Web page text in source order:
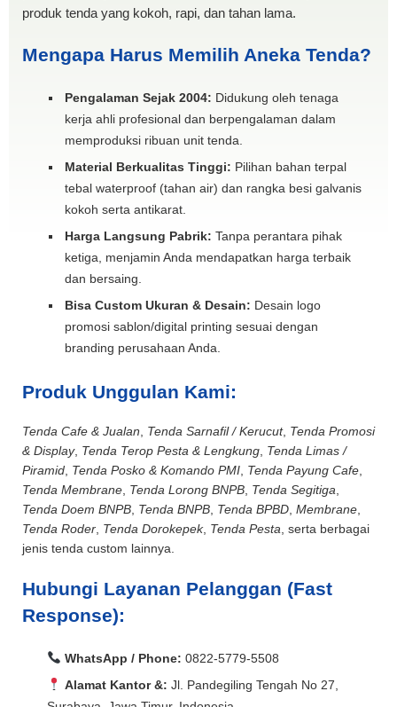
produk tenda yang kokoh, rapi, dan tahan lama.
Mengapa Harus Memilih Aneka Tenda?
Pengalaman Sejak 2004: Didukung oleh tenaga
kerja ahli profesional dan berpengalaman dalam
memproduksi ribuan unit tenda.
Material Berkualitas Tinggi: Pilihan bahan terpal
tebal waterproof (tahan air) dan rangka besi galvanis
kokoh serta antikarat.
Harga Langsung Pabrik: Tanpa perantara pihak
ketiga, menjamin Anda mendapatkan harga terbaik
dan bersaing.
Bisa Custom Ukuran & Desain: Desain logo
promosi sablon/digital printing sesuai dengan
branding perusahaan Anda.
Produk Unggulan Kami:
Tenda Cafe & Jualan Tenda Sarnafil / Kerucut, Tenda Promosi
& Display, Tenda Terop Pesta & Lengkung Tenda Limas /
Piramid Tenda Posko & Komando PMI Tenda Payung Cafe
Tenda Membrane Tenda Lorong BNPB Tenda Segitiga
Tenda Doem BNPB Tenda BNPB Tenda BPBD Membrane
Tenda Roder Tenda Dorokepek, Tenda Pesta , serta berbagai
jenis tenda custom lainnya.
Hubungi Layanan Pelanggan (Fast
Response):
WhatsApp / Phone: 0822-5779-5508
Alamat Kantor &: Jl. Pandegiling Tengah No 27,